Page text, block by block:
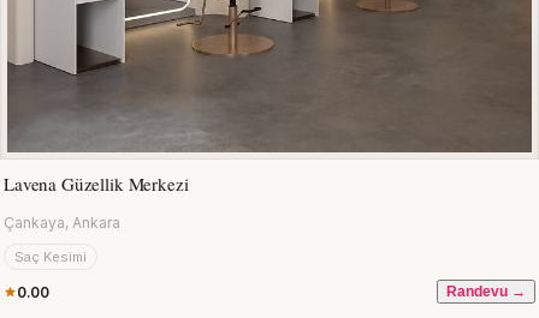
Lavena Güzellik Merkezi
Çankaya, Ankara
Saç Kesimi
0.00 Randevu →